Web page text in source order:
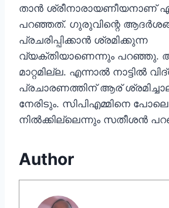
താന്‍ ശ്രീനാരായണീയനാണ്
പറഞ്ഞത്. ഗുരുവിന്റെ
പ്രചരിപ്പിക്കാന്‍ ശ്രമിക്കുന്ന
വ്യക്തിയാണെന്നും പറഞ്ഞു.
മാറ്റമില്ല. എന്നാല്‍ നാട്ടില്‍
പ്രചാരണത്തിന് ആര്
നേരിടും. സിപിഎമ്മിനെ
നില്‍ക്കില്ലെന്നും സതീശന്‍
Author